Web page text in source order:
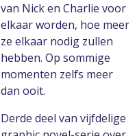
van Nick en Charlie voor
elkaar worden, hoe meer
ze elkaar nodig zullen
hebben. Op sommige
momenten zelfs meer
dan ooit.
Derde deel van vijfdelige